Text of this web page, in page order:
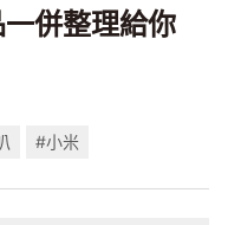
併整理給你
#小米